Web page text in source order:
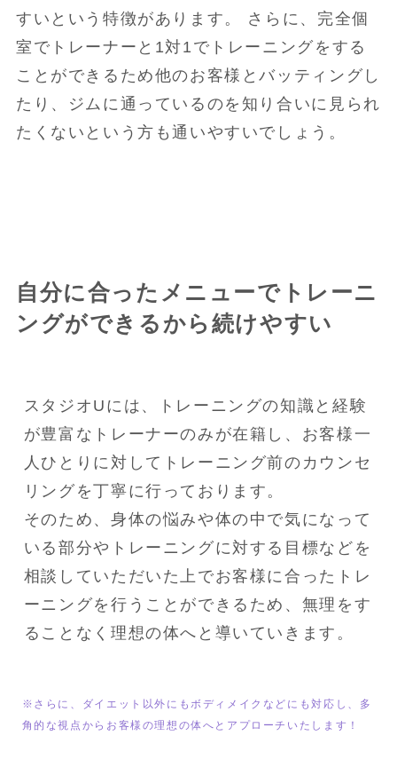
すいという特徴があります。 さらに、完全個
室でトレーナーと1対1でトレーニングをする
ことができるため他のお客様とバッティングし
たり、ジムに通っているのを知り合いに見られ
たくないという方も通いやすいでしょう。
自分に合ったメニューでトレーニ
ングができるから続けやすい
スタジオUには、トレーニングの知識と経験
が豊富なトレーナーのみが在籍し、お客様一
人ひとりに対してトレーニング前のカウンセ
リングを丁寧に行っております。
そのため、身体の悩みや体の中で気になって
いる部分やトレーニングに対する目標などを
相談していただいた上でお客様に合ったトレ
ーニングを行うことができるため、無理をす
ることなく理想の体へと導いていきます。
※さらに、ダイエット以外にもボディメイクなどにも対応し、多
角的な視点からお客様の理想の体へとアプローチいたします！